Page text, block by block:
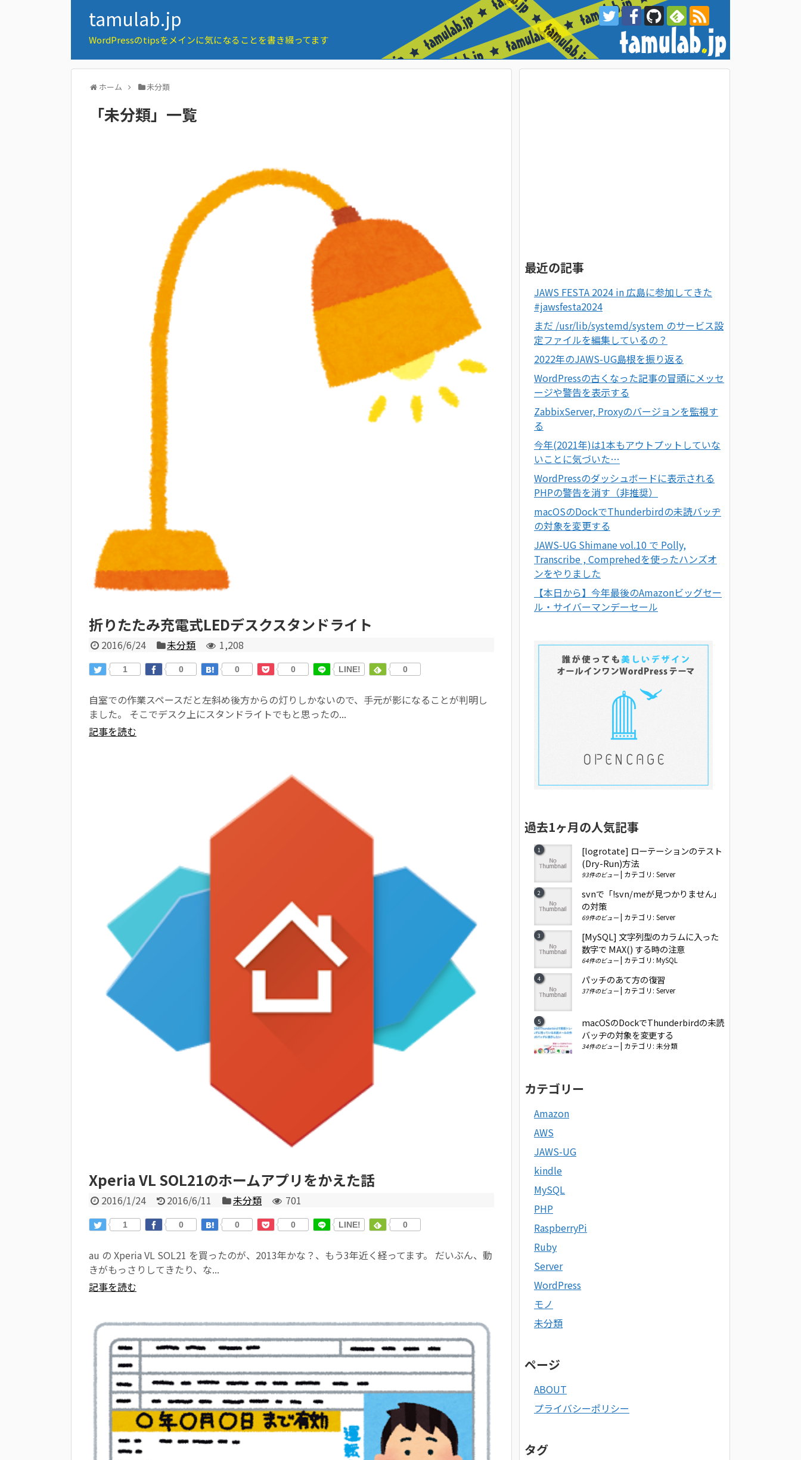
tamulab.jp
WordPressのtipsをメインに気になることを書き綴ってます
ホーム 未分類
「未分類」 一覧
折りたたみ充電式LEDデスクスタンドライト
2016/6/24 未分類 1,208
1 0 0 0 LINE! 0
自室での作業スペースだと左斜め後方からの灯りしかないので、手元が影になることが判明し
ました。 そこでデスク上にスタンドライトでもと思ったの...
記事を読む
Xperia VL SOL21のホームアプリをかえた話
2016/1/24 2016/6/11 未分類 701
1 0 0 0 LINE! 0
au の Xperia VL SOL21 を買ったのが、2013年かな？、もう3年近く経ってます。 だいぶん、動
きがもっさりしてきたり、な...
記事を読む
最近の記事
JAWS FESTA 2024 in 広島に参加してきた
#jawsfesta2024
まだ /usr/lib/systemd/system のサービス設
定ファイルを編集しているの？
2022年のJAWS-UG島根を振り返る
WordPressの古くなった記事の冒頭にメッセ
ージや警告を表示する
ZabbixServer, Proxyのバージョンを監視す
る
今年(2021年)は1本もアウトプットしていな
いことに気づいた…
WordPressのダッシュボードに表示される
PHPの警告を消す（非推奨）
macOSのDockでThunderbirdの未読バッヂ
の対象を変更する
JAWS-UG Shimane vol.10 で Polly,
Transcribe , Comprehedを使ったハンズオ
ンをやりました
【本日から】今年最後のAmazonビッグセー
ル・サイバーマンデーセール
過去1ヶ月の人気記事
[logrotate] ローテーションのテスト
(Dry-Run)方法
93件のビュー カテゴリ: Server
svnで「!svn/meが見つかりません」
の対策
69件のビュー カテゴリ: Server
[MySQL] 文字列型のカラムに入った
数字で MAX() する時の注意
64件のビュー カテゴリ: MySQL
パッチのあて方の復習
37件のビュー カテゴリ: Server
macOSのDockでThunderbirdの未読
バッヂの対象を変更する
34件のビュー カテゴリ: 未分類
カテゴリー
Amazon
AWS
JAWS-UG
kindle
MySQL
PHP
RaspberryPi
Ruby
Server
WordPress
モノ
未分類
ページ
ABOUT
プライバシーポリシー
タグ